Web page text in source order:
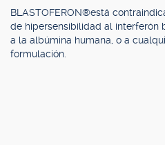
BLASTOFERON®está
de hipersensibilidad al interferón
a la albúmina humana, o a
formulación.